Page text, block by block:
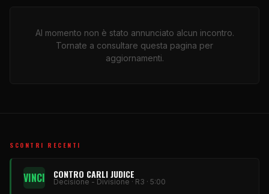
Al momento non è stato annunciato alcun incontro.
Tornate a consultare questa pagina per
aggiornamenti.
SCONTRI RECENTI
VINCI CONTRO CARLI JUDICE
Decisione - Divisione · R3 · 5:00